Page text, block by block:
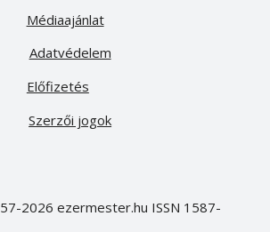
Médiaajánlat
Előfizetés
Adatvédelem
Szerzői jogok
2026 ezermester.hu ISSN 1587-